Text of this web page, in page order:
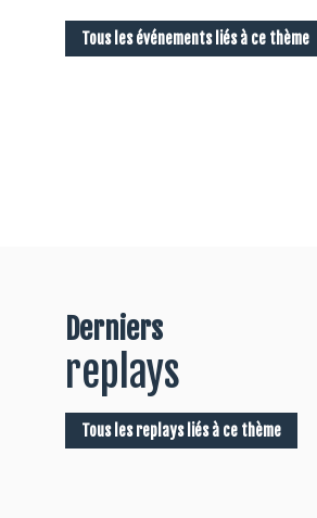
Tous les événements liés à ce thème
Derniers
replays
Tous les replays liés à ce thème